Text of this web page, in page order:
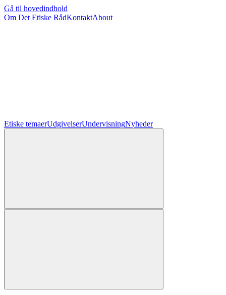
Gå til hovedindhold
Om Det Etiske RådKontaktAbout
Etiske temaerUdgivelserUndervisningNyheder